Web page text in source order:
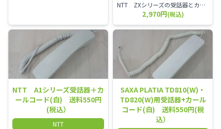
NTT ZXシリーズの受話器とカールコードセット／本商品は中古品となります。 写真では分かりにくいキズ・汚れなどの使用感があります。 経年変化で日焼けの色味が強くなる場合がございます。 予めご理解・ご了承頂きますようお願いいたします。
2,970円(税込)
NTT A1シリーズ受話器＋カ
ールコード(白) 送料550円
(税込）
NTT
SAXA PLATIA TD810(W)・
TD820(W)用受話器+カール
コード(白) 送料550円(税
込）